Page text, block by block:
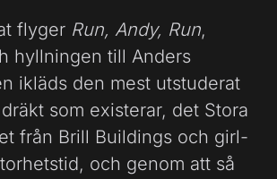
flyger Run, Andy, Run,
hyllningen till Anders
ikläds den mest utstuderat
som existerar, det Stora
från Brill Buildings och girl-
och genom att så